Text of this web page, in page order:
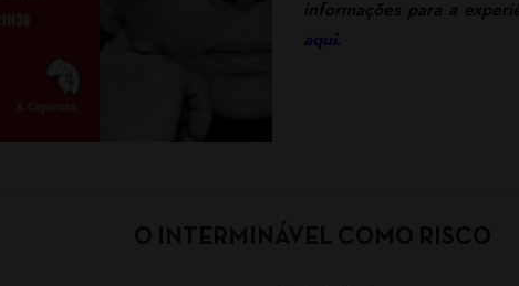
informações para a
aqui.